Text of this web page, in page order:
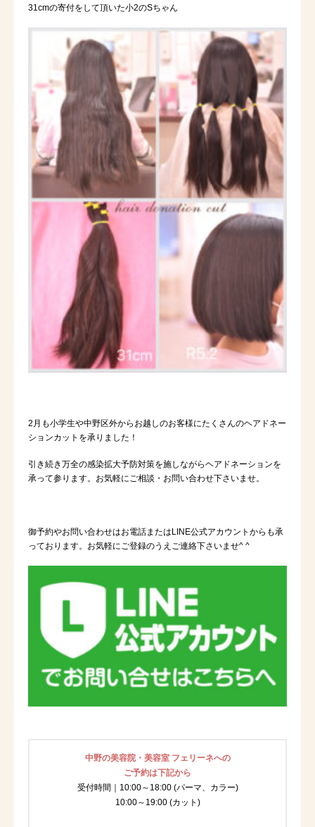
31cmの寄付をして頂いた小2のSちゃん
2 月も小学生や中野区外からお越しのお客様にたくさんのヘアドネー
ションカットを承りました！
引き続き万全の感染拡大予防対策を施しながらヘアドネーションを
承って参ります。お気軽にご相談・お問い合わせ下さいませ。
御予約やお問い合わせはお電話または LINE公式アカウントからも承
っております。お気軽にご登録のうえご連絡下さいませ^ ^
中野の美容院・美容室 フェリーネへの
ご予約は下記から
受付時間｜10:00～18:00 (パーマ、カラー)
10:00～19:00 (カット)